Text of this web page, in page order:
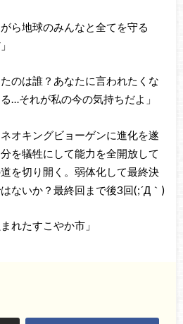
ら地球のみんなと全てを守る
のは誰？あなたに言われたくな
…それが私の今の気持ちだよ」
オキングビョーゲンに進化を遂
を犠牲にして能力を全開放して
を切り開く。弱体化して最終決
ないか？最終回まで後3回(;´Д｀)
れたすこやか市」